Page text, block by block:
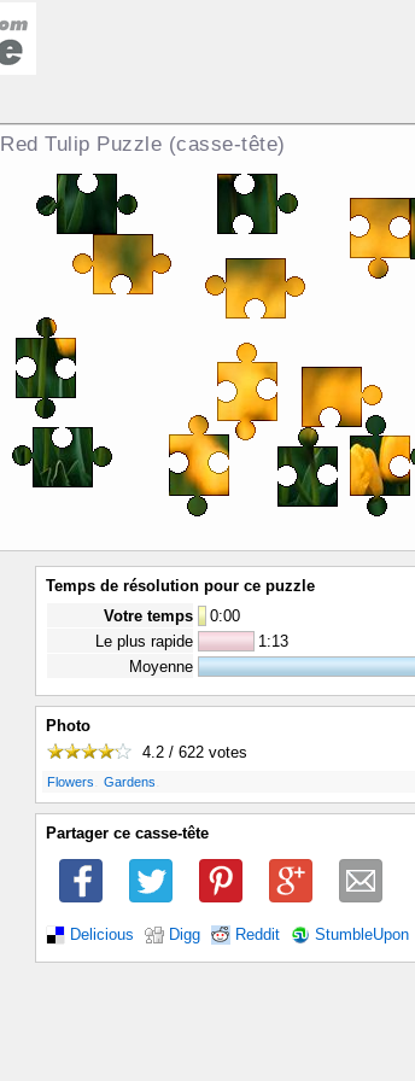
Red Tulip Puzzle (casse-tête)
Temps de résolution pour ce puzzle
Votre temps
0:00
Le plus rapide
1:13
Moyenne
Photo
4.2 / 622 votes
Flowers Gardens
Partager ce casse-tête
Delicious Digg Reddit StumbleUpon